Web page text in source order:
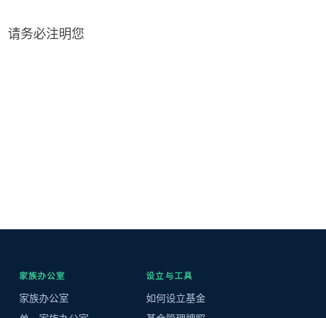
请务必注明您
家族办公室
家族办公室
设立与工具
如何设立基金